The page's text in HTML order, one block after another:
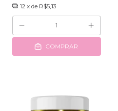
12 x de R$5,13
COMPRAR